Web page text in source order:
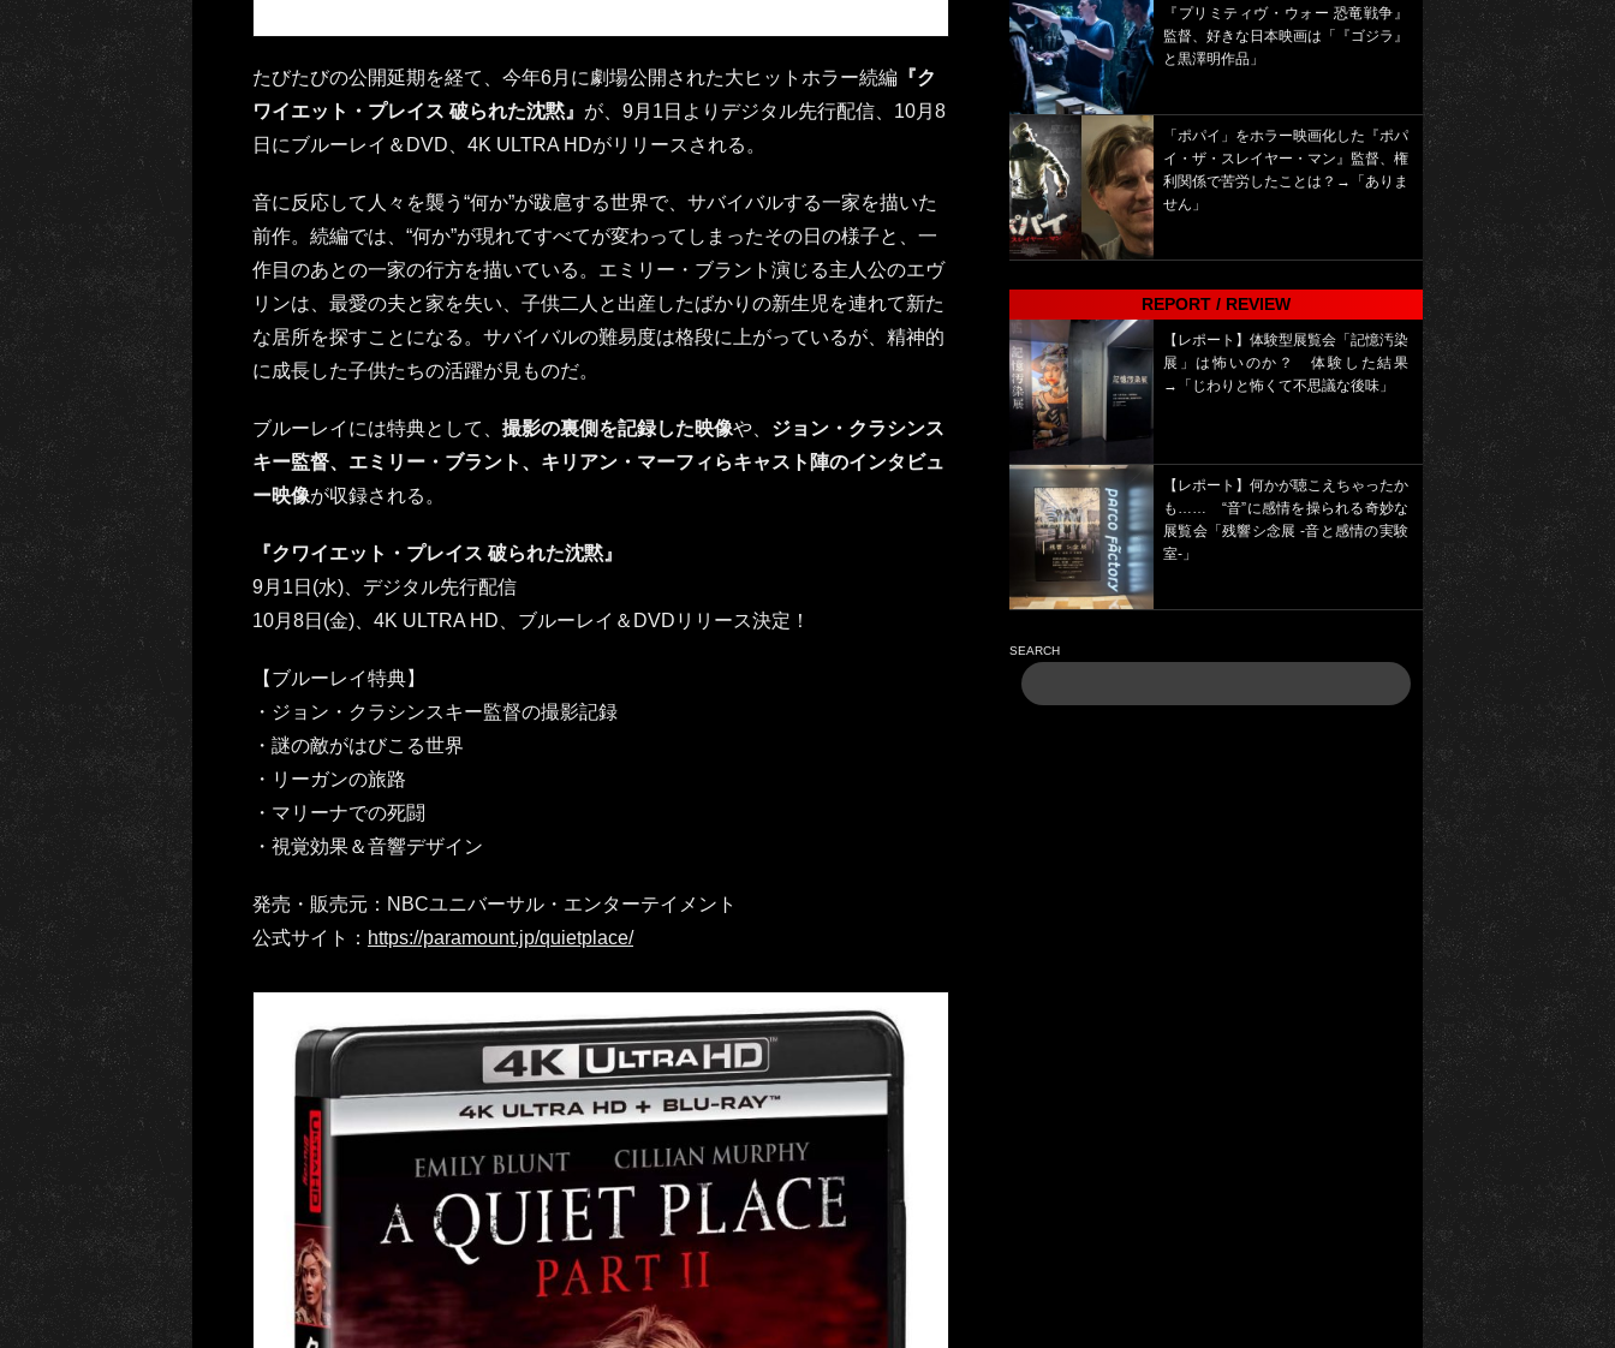
たびたびの公開延期を経て、今年6月に劇場公開された大ヒットホラー続編 『ク
ワイエット・プレイス 破られた沈黙』 が、9月1日よりデジタル先行配信、10月8
日にブルーレイ＆DVD、4K ULTRA HDがリリースされる。
音に反応して人々を襲う“何か”が跋扈する世界で、サバイバルする一家を描いた
前作。続編では、“何か”が現れてすべてが変わってしまったその日の様子と、一
作目のあとの一家の行方を描いている。エミリー・ブラント演じる主人公のエヴ
リンは、最愛の夫と家を失い、子供二人と出産したばかりの新生児を連れて新た
な居所を探すことになる。サバイバルの難易度は格段に上がっているが、精神的
に成長した子供たちの活躍が見ものだ。
ブルーレイには特典として、 撮影の裏側を記録した映像や、 ジョン・クラシンス
キー監督、エミリー・ブラント、キリアン・マーフィらキャスト陣のインタビュ
ー映像が収録される。
『クワイエット・プレイス 破られた沈黙』
9月1日(水)、デジタル先行配信
10月8日(金)、4K ULTRA HD、ブルーレイ＆DVDリリース決定！
【ブルーレイ特典】
・ジョン・クラシンスキー監督の撮影記録
・謎の敵がはびこる世界
・リーガンの旅路
・マリーナでの死闘
・視覚効果＆音響デザイン
発売・販売元：NBCユニバーサル・エンターテイメント
公式サイト： https://paramount.jp/quietplace/
『プリミティヴ・ウォー 恐竜戦争』
監督、好きな日本映画は「『ゴジラ』
と黒澤明作品」
「ポパイ」をホラー映画化した『ポパ
イ・ザ・スレイヤー・マン』監督、権
利関係で苦労したことは？→「ありま
せん」
REPORT / REVIEW
【レポート】体験型展覧会「記憶汚染
展」は怖いのか？ 体験した結果
→「じわりと怖くて不思議な後味」
【レポート】何かが聴こえちゃったか
も…… “音”に感情を操られる奇妙な
展覧会「残響シ念展 -⾳と感情の実験
室-」
SEARCH